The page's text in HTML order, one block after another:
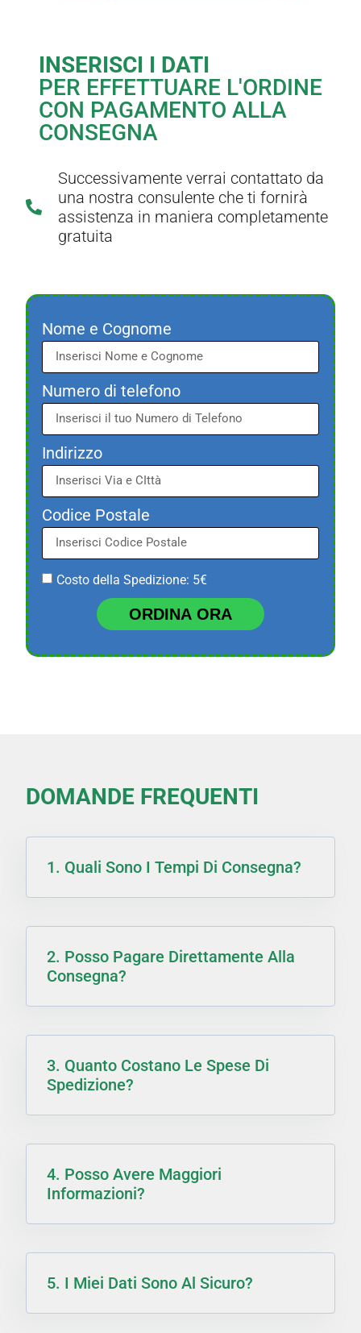
INSERISCI I DATI
PER EFFETTUARE L'ORDINE
CON PAGAMENTO ALLA
CONSEGNA
Successivamente verrai contattato da
una nostra consulente che ti fornirà
assistenza in maniera completamente
gratuita
Nome e Cognome
Numero di telefono
Indirizzo
Codice Postale
Costo della Spedizione: 5€
ORDINA ORA
DOMANDE FREQUENTI
1. Quali Sono I Tempi Di Consegna?
2. Posso Pagare Direttamente Alla
Consegna?
3. Quanto Costano Le Spese Di
Spedizione?
4. Posso Avere Maggiori
Informazioni?
5. I Miei Dati Sono Al Sicuro?